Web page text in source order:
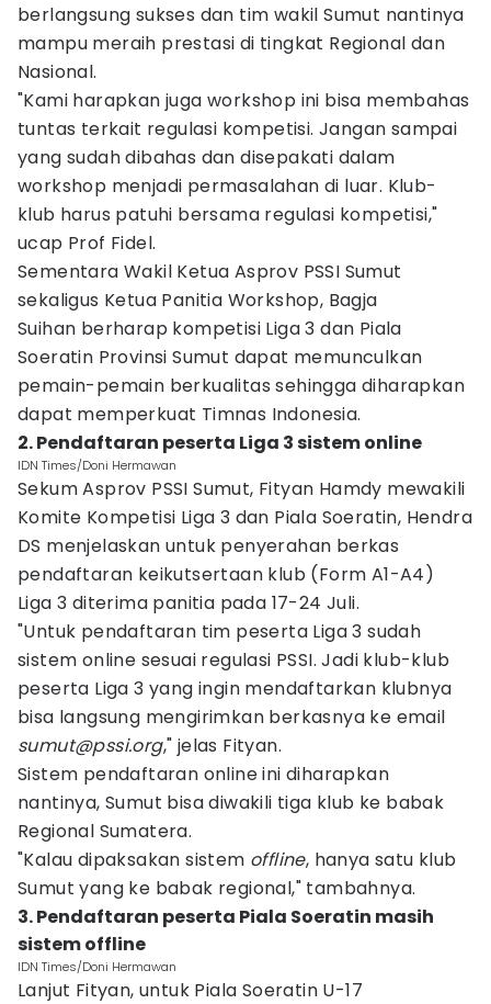
berlangsung sukses dan tim wakil Sumut nantinya
mampu meraih prestasi di tingkat Regional dan
Nasional.
"Kami harapkan juga workshop ini bisa membahas
tuntas terkait regulasi kompetisi. Jangan sampai
yang sudah dibahas dan disepakati dalam
workshop menjadi permasalahan di luar. Klub-
klub harus patuhi bersama regulasi kompetisi,"
ucap Prof Fidel.
Sementara Wakil Ketua Asprov PSSI Sumut
sekaligus Ketua Panitia Workshop, Bagja
Suihan berharap kompetisi Liga 3 dan Piala
Soeratin Provinsi Sumut dapat memunculkan
pemain-pemain berkualitas sehingga diharapkan
dapat memperkuat Timnas Indonesia.
2. Pendaftaran peserta Liga 3 sistem online
IDN Times/Doni Hermawan
Sekum Asprov PSSI Sumut, Fityan Hamdy mewakili
Komite Kompetisi Liga 3 dan Piala Soeratin, Hendra
DS menjelaskan untuk penyerahan berkas
pendaftaran keikutsertaan klub (Form A1-A4)
Liga 3 diterima panitia pada 17-24 Juli.
"Untuk pendaftaran tim peserta Liga 3 sudah
sistem online sesuai regulasi PSSI. Jadi klub-klub
peserta Liga 3 yang ingin mendaftarkan klubnya
bisa langsung mengirimkan berkasnya ke email
sumut@pssi.org," jelas Fityan.
Sistem pendaftaran online ini diharapkan
nantinya, Sumut bisa diwakili tiga klub ke babak
Regional Sumatera.
"Kalau dipaksakan sistem offline, hanya satu klub
Sumut yang ke babak regional," tambahnya.
3. Pendaftaran peserta Piala Soeratin masih
sistem offline
IDN Times/Doni Hermawan
Lanjut Fityan, untuk Piala Soeratin U-17